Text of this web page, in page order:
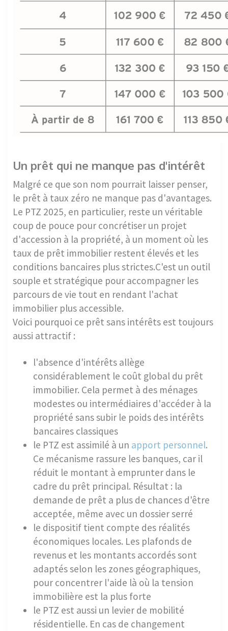
Un prêt qui ne manque pas d'intérêt
Malgré ce que son nom pourrait laisser penser,
le prêt à taux zéro ne manque pas d'avantages.
Le PTZ 2025, en particulier, reste un véritable
coup de pouce pour concrétiser un projet
d'accession à la propriété, à un moment où les
taux de prêt immobilier restent élevés et les
conditions bancaires plus strictes.C'est un outil
souple et stratégique pour accompagner les
parcours de vie tout en rendant l'achat
immobilier plus accessible.
Voici pourquoi ce prêt sans intérêts est toujours
aussi attractif :
l'absence d'intérêts allège
considérablement le coût global du prêt
immobilier. Cela permet à des ménages
modestes ou intermédiaires d'accéder à la
propriété sans subir le poids des intérêts
bancaires classiques
le PTZ est assimilé à un apport personnel.
Ce mécanisme rassure les banques, car il
réduit le montant à emprunter dans le
cadre du prêt principal. Résultat : la
demande de prêt a plus de chances d'être
acceptée, même avec un dossier serré
le dispositif tient compte des réalités
économiques locales. Les plafonds de
revenus et les montants accordés sont
adaptés selon les zones géographiques,
pour concentrer l'aide là où la tension
immobilière est la plus forte
le PTZ est aussi un levier de mobilité
résidentielle. En cas de changement